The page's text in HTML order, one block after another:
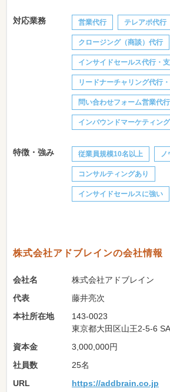
対応業務 営業代行 テレアポ代行
クロージング（商談）代行
インサイドセールス代行・
リードナーチャリング代行
問い合わせフォーム営業代行
インバウンドマーケティン
特徴・強み 従業員規模10名以上 ノ
コンサルティングあり
インサイドセールスに強い
株式会社アドブレインの会社情報
会社名
株式会社アドブレイン
代表
藤井亮次
本社所在地
143-0023
東京都大田区山王2-5-6
資本金
3,000,000円
社員数
25名
URL
https://addbrain.co.jp